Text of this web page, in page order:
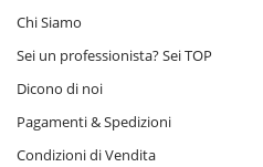
Chi Siamo
Sei un professionista? Sei TOP
Dicono di noi
Pagamenti & Spedizioni
Condizioni di Vendita